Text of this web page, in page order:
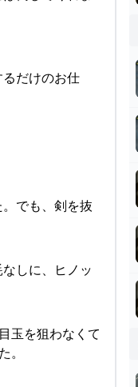
だけのお仕
でも、剣を抜
しに、ヒノッ
玉を狙わなくて